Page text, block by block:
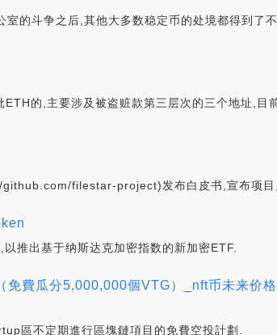
的斗争之后,其他大多数稳定币的处境都得到了
的,主要涉及被盗赃款第三层次的三个地址,目
filestar-project)发布白皮书,宣布项目
推出基于纳斯达克加密指数的新加密ETF.
費瓜分5,000,000個VTG）_nft币未来价
區不定期進行區塊鏈項目的免費空投計劃.